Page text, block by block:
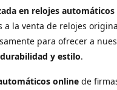
en relojes automáticos
a la venta de relojes
para ofrecer a
y estilo.
online de